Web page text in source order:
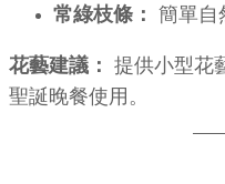
常綠枝條：
簡單自
花藝建議：
提供小型花
聖誕晚餐使用。